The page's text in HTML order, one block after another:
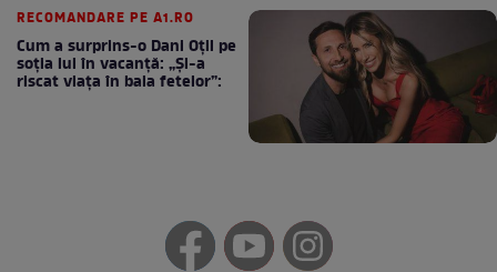
RECOMANDARE PE A1.RO
Cum a surprins-o Dani Oțil pe
soția lui în vacanță: „Și-a
riscat viața în baia fetelor”: